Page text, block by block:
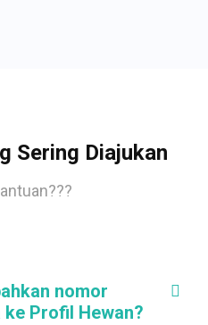
Sering Diajukan
nomor
Profil Hewan?